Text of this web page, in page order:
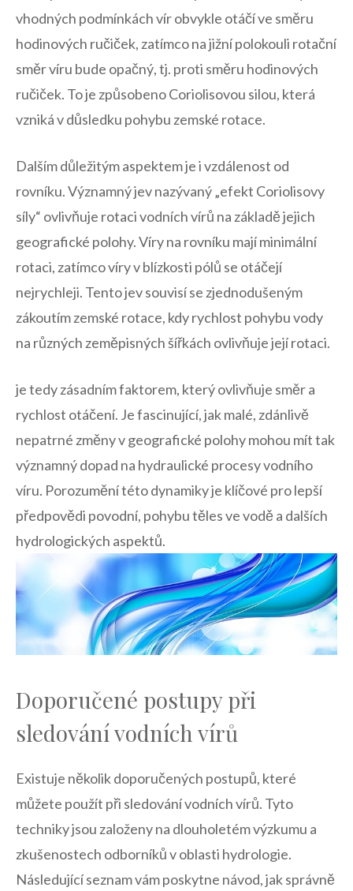
vhodných podmínkách vír obvykle otáčí ve směru
hodinových ručiček, zatímco na jižní polokouli rotační
směr víru bude opačný, tj. proti směru hodinových
ručiček. To je způsobeno Coriolisovou silou, která
vzniká v důsledku pohybu zemské rotace.
Dalším důležitým aspektem je i vzdálenost od
rovníku. Významný jev nazývaný „efekt Coriolisovy
síly“ ovlivňuje rotaci vodních vírů na základě jejich
geografické polohy. Víry na rovníku mají minimální
rotaci, zatímco víry v blízkosti pólů se otáčejí
nejrychleji. Tento jev souvisí se zjednodušeným
zákoutím zemské rotace, kdy rychlost pohybu vody
na různých zeměpisných šířkách ovlivňuje její rotaci.
je tedy zásadním faktorem, který ovlivňuje směr a
rychlost otáčení. Je fascinující, jak malé, zdánlivě
nepatrné změny v geografické polohy mohou mít tak
významný dopad na hydraulické procesy vodního
víru. Porozumění této dynamiky je klíčové pro lepší
předpovědi povodní, pohybu těles ve vodě a dalších
hydrologických aspektů.
Doporučené postupy při
sledování vodních vírů
Existuje několik doporučených postupů, které
můžete použít při sledování vodních vírů. Tyto
techniky jsou založeny na dlouholetém výzkumu a
zkušenostech odborníků v oblasti hydrologie.
Následující seznam vám poskytne návod, jak správně